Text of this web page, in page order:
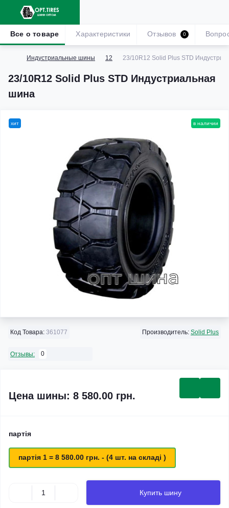
Индустриальные шины 12 23/10R12 Solid Plus STD
23/10R12 Solid Plus STD Индустриальная
шина
Все о товаре Характеристики Отзывов 0
хит в наличии
Код Товара: 361077 Производитель: Solid Plus
Отзывы: 0
Цена шины: 8 580.00 грн.
партія
партія 1 = 8 580.00 грн. - (4 шт. на складі )
Купить шину